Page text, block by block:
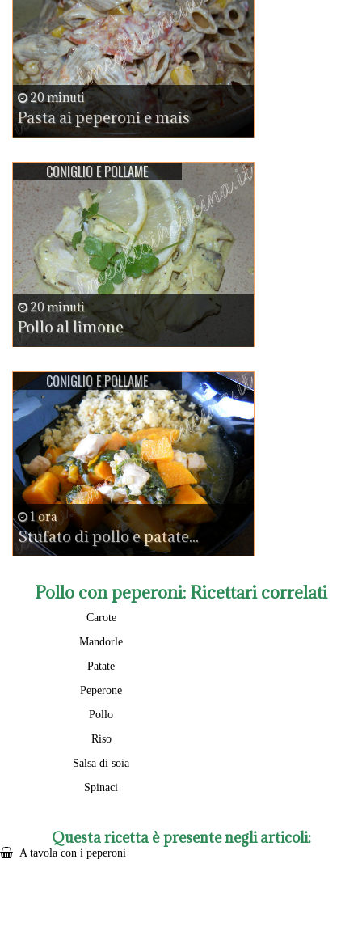
20 minuti
Pasta ai peperoni e mais
CONIGLIO E POLLAME
20 minuti
Pollo al limone
CONIGLIO E POLLAME
1 ora
Stufato di pollo e patate...
Pollo con peperoni: Ricettari correlati
Carote
Mandorle
Patate
Peperone
Pollo
Riso
Salsa di soia
Spinaci
Questa ricetta è presente negli articoli:
A tavola con i peperoni